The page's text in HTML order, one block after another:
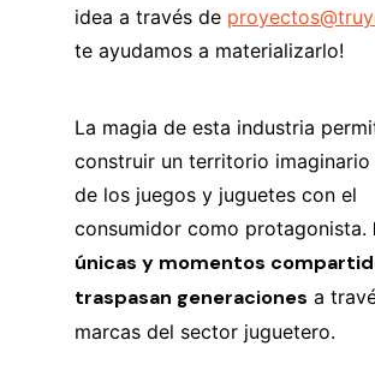
idea a través de
te ayudamos a materializarlo!
La magia de esta industria
construir un territorio
de los juegos y juguetes con el
consumidor como protagonista.
únicas y momentos
traspasan generaciones a
marcas del sector juguetero.